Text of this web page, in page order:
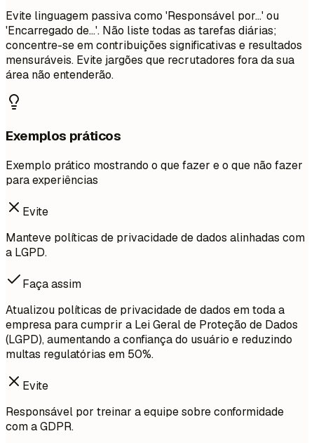
Evite linguagem passiva como 'Responsável por...' ou
'Encarregado de...'. Não liste todas as tarefas diárias;
concentre-se em contribuições significativas e resultados
mensuráveis. Evite jargões que recrutadores fora da sua
área não entenderão.
Exemplos práticos
Exemplo prático mostrando o que fazer e o que não fazer
para experiências
Evite
Manteve políticas de privacidade de dados alinhadas com
a LGPD.
Faça assim
Atualizou políticas de privacidade de dados em toda a
empresa para cumprir a Lei Geral de Proteção de Dados
(LGPD), aumentando a confiança do usuário e reduzindo
multas regulatórias em 50%.
Evite
Responsável por treinar a equipe sobre conformidade
com a GDPR.